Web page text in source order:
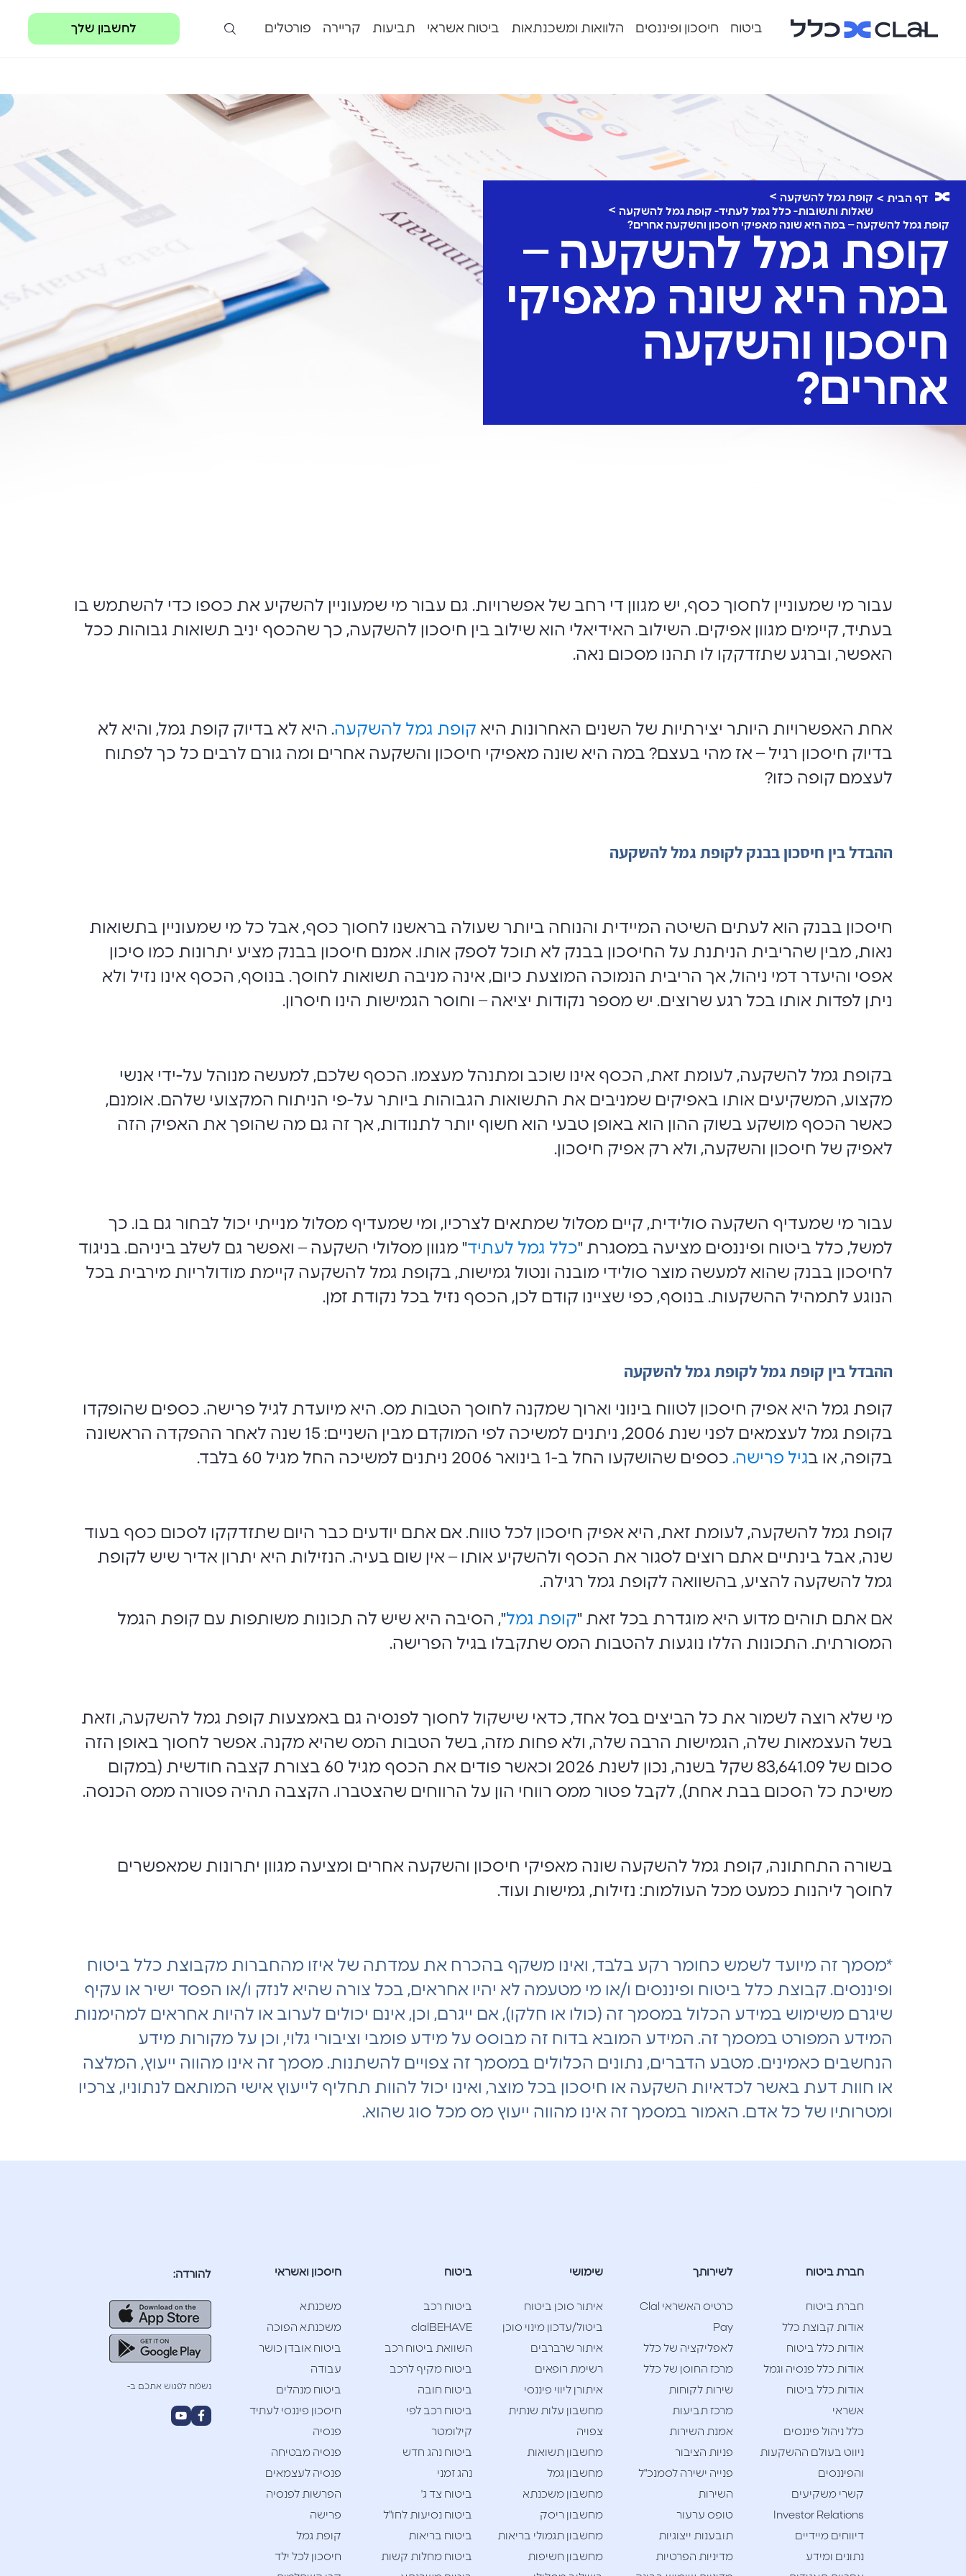
ביטוח חיסכון ופיננסים הלוואות ומשכנתאות ביטוח אשראי תביעות קריירה פורטלים לחשבון שלך
דף הבית
קופת גמל להשקעה
שאלות ותשובות- כלל גמל לעתיד- קופת גמל להשקעה
קופת גמל להשקעה – במה היא שונה מאפיקי חיסכון והשקעה אחרים?
קופת גמל להשקעה –
במה היא שונה מאפיקי
חיסכון והשקעה
אחרים?
עבור מי שמעוניין לחסוך כסף, יש מגוון די רחב של אפשרויות. גם עבור מי שמעוניין להשקיע את כספו כדי להשתמש בו
בעתיד, קיימים מגוון אפיקים. השילוב האידיאלי הוא שילוב בין חיסכון להשקעה, כך שהכסף יניב תשואות גבוהות ככל
האפשר, וברגע שתזדקקו לו תהנו מסכום נאה.
אחת האפשרויות היותר יצירתיות של השנים האחרונות היא קופת גמל להשקעה. היא לא בדיוק קופת גמל, והיא לא
בדיוק חיסכון רגיל – אז מהי בעצם? במה היא שונה מאפיקי חיסכון והשקעה אחרים ומה גורם לרבים כל כך לפתוח
לעצמם קופה כזו?
ההבדל בין חיסכון בבנק לקופת גמל להשקעה
חיסכון בבנק הוא לעתים השיטה המיידית והנוחה ביותר שעולה בראשנו לחסוך כסף, אבל כל מי שמעוניין בתשואות
נאות, מבין שהריבית הניתנת על החיסכון בבנק לא תוכל לספק אותו. אמנם חיסכון בבנק מציע יתרונות כמו סיכון
אפסי והיעדר דמי ניהול, אך הריבית הנמוכה המוצעת כיום, אינה מניבה תשואות לחוסך. בנוסף, הכסף אינו נזיל ולא
ניתן לפדות אותו בכל רגע שרוצים. יש מספר נקודות יציאה – וחוסר הגמישות הינו חיסרון.
בקופת גמל להשקעה, לעומת זאת, הכסף אינו שוכב ומתנהל מעצמו. הכסף שלכם, למעשה מנוהל על-ידי אנשי
מקצוע, המשקיעים אותו באפיקים שמניבים את התשואות הגבוהות ביותר על-פי הניתוח המקצועי שלהם. אומנם,
כאשר הכסף מושקע בשוק ההון הוא באופן טבעי הוא חשוף יותר לתנודות, אך זה גם מה שהופך את האפיק הזה
לאפיק של חיסכון והשקעה, ולא רק אפיק חיסכון.
עבור מי שמעדיף השקעה סולידית, קיים מסלול שמתאים לצרכיו, ומי שמעדיף מסלול מנייתי יכול לבחור גם בו. כך
למשל, כלל ביטוח ופיננסים מציעה במסגרת "כלל גמל לעתיד" מגוון מסלולי השקעה – ואפשר גם לשלב ביניהם. בניגוד
לחיסכון בבנק שהוא למעשה מוצר סולידי מובנה ונטול גמישות, בקופת גמל להשקעה קיימת מודולריות מירבית בכל
הנוגע לתמהיל ההשקעות. בנוסף, כפי שציינו קודם לכן, הכסף נזיל בכל נקודת זמן.
ההבדל בין קופת גמל לקופת גמל להשקעה
קופת גמל היא אפיק חיסכון לטווח בינוני וארוך שמקנה לחוסך הטבות מס. היא מיועדת לגיל פרישה. כספים שהופקדו
בקופת גמל לעצמאים לפני שנת 2006, ניתנים למשיכה לפי המוקדם מבין השניים: 15 שנה לאחר ההפקדה הראשונה
בקופה, או בגיל פרישה. כספים שהושקעו החל ב-1 בינואר 2006 ניתנים למשיכה החל מגיל 60 בלבד.
קופת גמל להשקעה, לעומת זאת, היא אפיק חיסכון לכל טווח. אם אתם יודעים כבר היום שתזדקקו לסכום כסף בעוד
שנה, אבל בינתיים אתם רוצים לסגור את הכסף ולהשקיע אותו – אין שום בעיה. הנזילות היא יתרון אדיר שיש לקופת
גמל להשקעה להציע, בהשוואה לקופת גמל רגילה.
אם אתם תוהים מדוע היא מוגדרת בכל זאת "קופת גמל", הסיבה היא שיש לה תכונות משותפות עם קופת הגמל
המסורתית. התכונות הללו נוגעות להטבות המס שתקבלו בגיל הפרישה.
מי שלא רוצה לשמור את כל הביצים בסל אחד, כדאי שישקול לחסוך לפנסיה גם באמצעות קופת גמל להשקעה, וזאת
בשל העצמאות שלה, הגמישות הרבה שלה, ולא פחות מזה, בשל הטבות המס שהיא מקנה. אפשר לחסוך באופן הזה
סכום של 83,641.09 שקל בשנה, נכון לשנת 2026 וכאשר פודים את הכסף מגיל 60 בצורת קצבה חודשית (במקום
משיכת כל הסכום בבת אחת), לקבל פטור ממס רווחי הון על הרווחים שהצטברו. הקצבה תהיה פטורה ממס הכנסה.
בשורה התחתונה, קופת גמל להשקעה שונה מאפיקי חיסכון והשקעה אחרים ומציעה מגוון יתרונות שמאפשרים
לחוסך ליהנות כמעט מכל העולמות: נזילות, גמישות ועוד.
*מסמך זה מיועד לשמש כחומר רקע בלבד, ואינו משקף בהכרח את עמדתה של איזו מהחברות מקבוצת כלל ביטוח
ופיננסים. קבוצת כלל ביטוח ופיננסים ו/או מי מטעמה לא יהיו אחראים, בכל צורה שהיא לנזק ו/או הפסד ישיר או עקיף
שיגרם משימוש במידע הכלול במסמך זה (כולו או חלקו), אם ייגרם, וכן, אינם יכולים לערוב או להיות אחראים למהימנות
המידע המפורט במסמך זה. המידע המובא בדוח זה מבוסס על מידע פומבי וציבורי גלוי, וכן על מקורות מידע
הנחשבים כאמינים. מטבע הדברים, נתונים הכלולים במסמך זה צפויים להשתנות. מסמך זה אינו מהווה ייעוץ, המלצה
או חוות דעת באשר לכדאיות השקעה או חיסכון בכל מוצר, ואינו יכול להוות תחליף לייעוץ אישי המותאם לנתוניו, צרכיו
ומטרותיו של כל אדם. האמור במסמך זה אינו מהווה ייעוץ מס מכל סוג שהוא.
חברת ביטוח
חברת ביטוח
אודות קבוצת כלל
אודות כלל ביטוח
אודות כלל פנסיה וגמל
אודות כלל ביטוח
אשראי
כלל ניהול פיננסים
ניווט בעולם ההשקעות
והפיננסים
קשרי משקיעים
Investor Relations
דיווחים מיידיים
נתונים ומידע
לשירותך
כרטיס האשראי Clal
Pay
לאפליקציה של כלל
מרכז החוסן של כלל
שירות לקוחות
מרכז תביעות
אמנת השירות
פניות הציבור
פנייה ישירה לסמנכ"ל
השירות
טופס ערעור
תובענות ייצוגיות
מדיניות הפרטיות
שימושי
איתור סוכן ביטוח
ביטול/עדכון מינוי סוכן
איתור שרברבים
רשימת רופאים
איתורן ליווי פיננסי
מחשבון עלות שנתית
צפויה
מחשבון תשואות
מחשבון גמל
מחשבון משכנתא
מחשבון ריסק
מחשבון תגמולי בריאות
מחשבון חשיפות
ביטוח
ביטוח רכב
clalBEHAVE
השוואת ביטוח רכב
ביטוח מקיף לרכב
ביטוח חובה
ביטוח רכב לפי
קילומטר
ביטוח נהג חדש
נהג זמני
ביטוח צד ג'
ביטוח נסיעות לחו"ל
ביטוח בריאות
ביטוח מחלות קשות
חיסכון ואשראי
משכנתא
משכנתא הפוכה
ביטוח אובדן כושר
עבודה
ביטוח מנהלים
חיסכון פיננסי לעתיד
פנסיה
פנסיה מבטיחה
פנסיה לעצמאים
הפרשות לפנסיה
פרישה
קופת גמל
חיסכון לכל ילד
להורדה:
נשמח לפגוש אתכם ב-